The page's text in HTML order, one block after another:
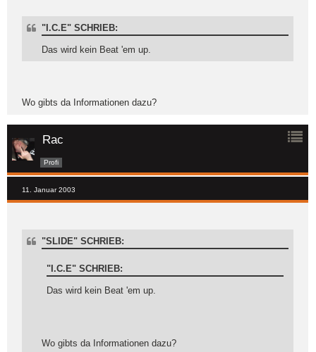
"I.C.E" SCHRIEB:
Das wird kein Beat 'em up.
Wo gibts da Informationen dazu?
Rac
Profi
11. Januar 2003
"SLIDE" SCHRIEB:
"I.C.E" SCHRIEB:
Das wird kein Beat 'em up.
Wo gibts da Informationen dazu?